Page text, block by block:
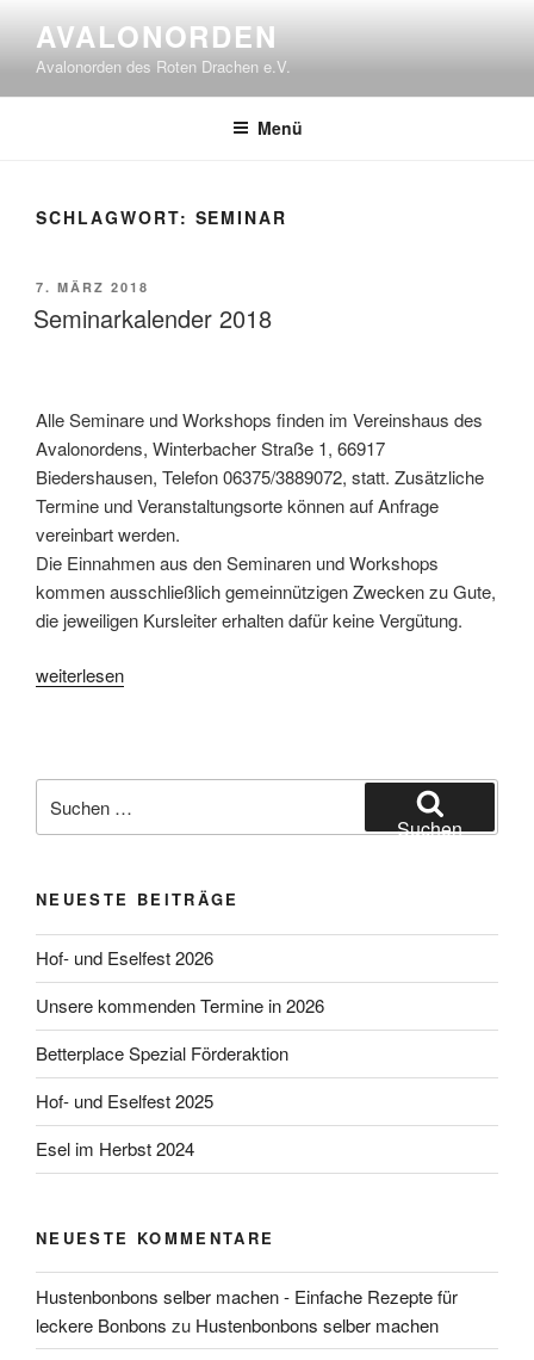
Inhalt
springen
AVALONORDEN
Avalonorden des Roten Drachen e.V.
Menü
SCHLAGWORT: SEMINAR
VERÖFFENTLICHT
AM
7. MÄRZ 2018
Seminarkalender 2018
Alle Seminare und Workshops finden im Vereinshaus des
Avalonordens, Winterbacher Straße 1, 66917
Biedershausen, Telefon 06375/3889072, statt. Zusätzliche
Termine und Veranstaltungsorte können auf Anfrage
vereinbart werden.
Die Einnahmen aus den Seminaren und Workshops
kommen ausschließlich gemeinnützigen Zwecken zu Gute,
die jeweiligen Kursleiter erhalten dafür keine Vergütung.
„Seminarkalender
weiterlesen
nach:
Suchen
NEUESTE BEITRÄGE
Hof- und Eselfest 2026
Unsere kommenden Termine in 2026
Betterplace Spezial Förderaktion
Hof- und Eselfest 2025
Esel im Herbst 2024
NEUESTE KOMMENTARE
Hustenbonbons selber machen - Einfache Rezepte für
leckere Bonbons zu Hustenbonbons selber machen